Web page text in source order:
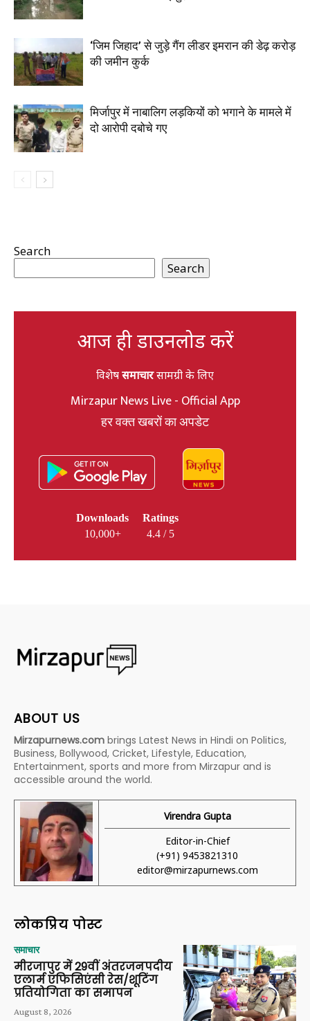
‘जिम जिहाद’ से जुड़े गैंग लीडर इमरान की डेढ़ करोड़
की जमीन कुर्क
मिर्जापुर में नाबालिग लड़कियों को भगाने के मामले में
दो आरोपी दबोचे गए
Search
Search
आज ही डाउनलोड करें
विशेषसमाचारसामग्री के लिए
Mirzapur News Live - Official App
हर वक्त खबरों का अपडेट
Downloads
10,000+
Ratings
4.4 / 5
ABOUT US
Mirzapurnews.com brings Latest News in Hindi on Politics,
Business, Bollywood, Cricket, Lifestyle, Education,
Entertainment, sports and more from Mirzapur and is
accessible around the world.
Virendra Gupta
Editor-in-Chief
(+91) 9453821310
editor@mirzapurnews.com
लोकप्रिय पोस्ट
समाचार
मीरजापुर में 29वीं अंतरजनपदीय
एलार्म एफिसिएंसी रेस/शूटिंग
प्रतियोगिता का समापन
August 8, 2026